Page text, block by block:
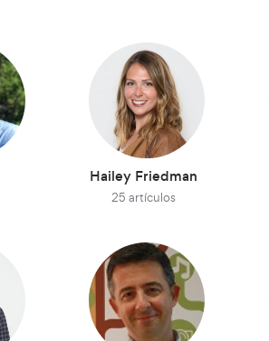
Hailey Friedman
25 artículos